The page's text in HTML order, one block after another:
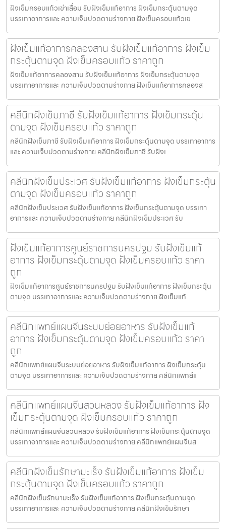
ฝังเข็มครอบแก้วเข่าเสื่อม รับฝังเข็มแก้อาการ ฝังเข็มกระตุ้นตามจุด
บรรเทาอาการและ ความเจ็บปวดตามร่างกาย ฝังเข็มครอบแก้วเข
ฝังเข็มแก้อาการคลองสาน รับฝังเข็มแก้อาการ ฝังเข็ม
กระตุ้นตามจุด ฝังเข็มครอบแก้ว ราคาถูก
ฝังเข็มแก้อาการคลองสาน รับฝังเข็มแก้อาการ ฝังเข็มกระตุ้นตามจุด
บรรเทาอาการและ ความเจ็บปวดตามร่างกาย ฝังเข็มแก้อาการคลองส
คลีนิกฝังเข็มภาชี รับฝังเข็มแก้อาการ ฝังเข็มกระตุ้น
ตามจุด ฝังเข็มครอบแก้ว ราคาถูก
คลีนิกฝังเข็มภาชี รับฝังเข็มแก้อาการ ฝังเข็มกระตุ้นตามจุด บรรเทาอาการ
และ ความเจ็บปวดตามร่างกาย คลีนิกฝังเข็มภาชี รับฝังเ
คลีนิกฝังเข็มประเวศ รับฝังเข็มแก้อาการ ฝังเข็มกระตุ้น
ตามจุด ฝังเข็มครอบแก้ว ราคาถูก
คลีนิกฝังเข็มประเวศ รับฝังเข็มแก้อาการ ฝังเข็มกระตุ้นตามจุด บรรเทา
อาการและ ความเจ็บปวดตามร่างกาย คลีนิกฝังเข็มประเวศ รับ
ฝังเข็มแก้อาการศูนย์ราชการนครปฐม รับฝังเข็มแก้
อาการ ฝังเข็มกระตุ้นตามจุด ฝังเข็มครอบแก้ว ราคา
ถูก
ฝังเข็มแก้อาการศูนย์ราชการนครปฐม รับฝังเข็มแก้อาการ ฝังเข็มกระตุ้น
ตามจุด บรรเทาอาการและ ความเจ็บปวดตามร่างกาย ฝังเข็มแก้
คลีนิกแพทย์แผนจีนระบบย่อยอาหาร รับฝังเข็มแก้
อาการ ฝังเข็มกระตุ้นตามจุด ฝังเข็มครอบแก้ว ราคา
ถูก
คลีนิกแพทย์แผนจีนระบบย่อยอาหาร รับฝังเข็มแก้อาการ ฝังเข็มกระตุ้น
ตามจุด บรรเทาอาการและ ความเจ็บปวดตามร่างกาย คลีนิกแพทย์แ
คลีนิกแพทย์แผนจีนสวนหลวง รับฝังเข็มแก้อาการ ฝัง
เข็มกระตุ้นตามจุด ฝังเข็มครอบแก้ว ราคาถูก
คลีนิกแพทย์แผนจีนสวนหลวง รับฝังเข็มแก้อาการ ฝังเข็มกระตุ้นตามจุด
บรรเทาอาการและ ความเจ็บปวดตามร่างกาย คลีนิกแพทย์แผนจีนส
คลีนิกฝังเข็มรักษามะเร็ง รับฝังเข็มแก้อาการ ฝังเข็ม
กระตุ้นตามจุด ฝังเข็มครอบแก้ว ราคาถูก
คลีนิกฝังเข็มรักษามะเร็ง รับฝังเข็มแก้อาการ ฝังเข็มกระตุ้นตามจุด
บรรเทาอาการและ ความเจ็บปวดตามร่างกาย คลีนิกฝังเข็มรักษา